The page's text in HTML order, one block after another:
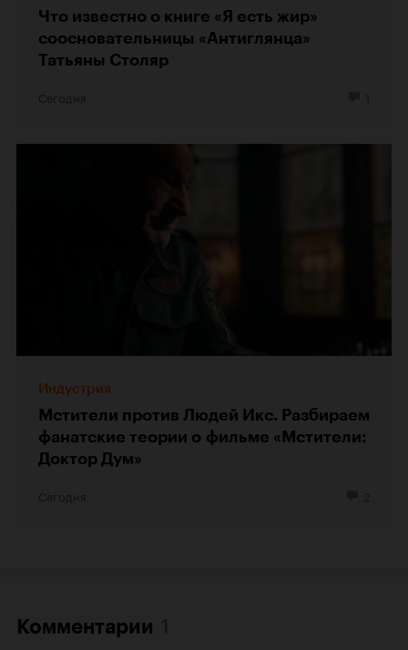
Что известно о книге «Я есть жир»
соосновательницы «Антиглянца»
Татьяны Столяр
Индустрия
Мстители против Людей Икс. Разбираем
фанатские теории о фильме «Мстители:
Доктор Дум»
Комментарии